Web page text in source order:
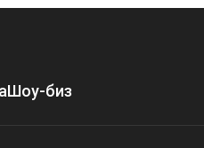
Шоу-биз